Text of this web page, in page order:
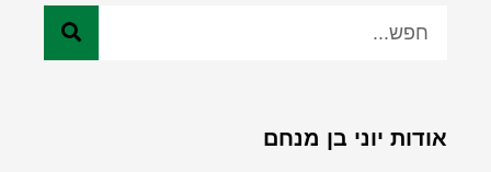
אודות יוני בן מנחם